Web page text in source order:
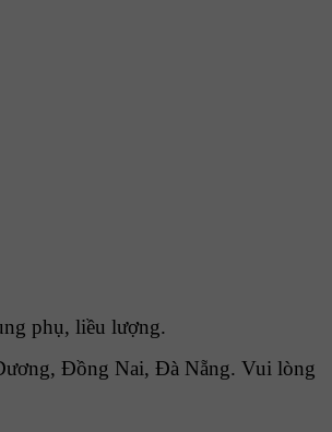
phụ, liều lượng.
Đồng Nai, Đà Nẵng. Vui lòng